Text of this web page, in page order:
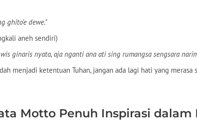
ghito’e dewe."
aneh sendiri)
ginaris nyata, aja nganti ana ati sing rumangsa sengsara
menjadi ketentuan Tuhan, jangan ada lagi hati yang merasa
Motto Penuh Inspirasi dalam